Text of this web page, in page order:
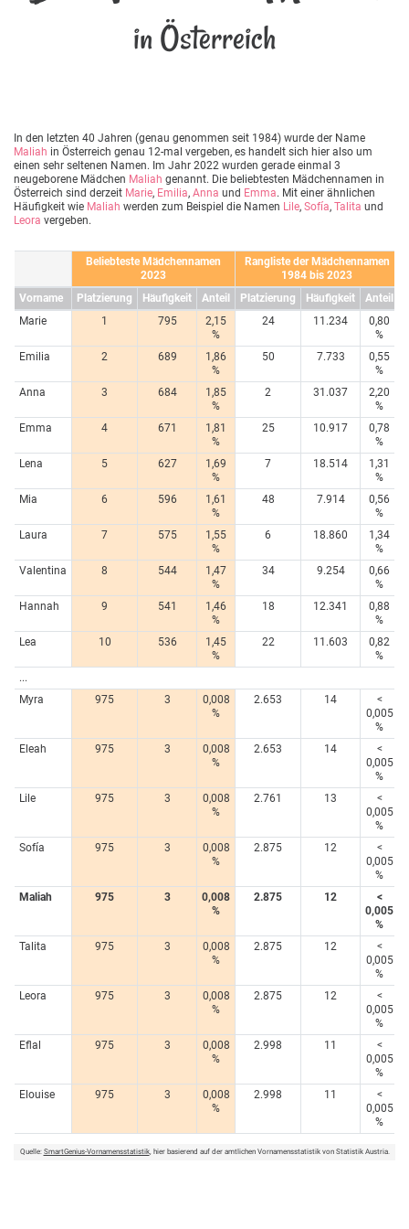
in Österreich
In den letzten 40 Jahren (genau genommen seit 1984) wurde der Name
Maliah in Österreich genau 12-mal vergeben, es handelt sich hier also um
einen sehr seltenen Namen. Im Jahr 2022 wurden gerade einmal 3
neugeborene Mädchen Maliah genannt. Die beliebtesten Mädchennamen in
Österreich sind derzeit Marie, Emilia, Anna und Emma. Mit einer ähnlichen
Häufigkeit wie Maliah werden zum Beispiel die Namen Lile, Sofía, Talita und
Leora vergeben.
Beliebteste Mädchennamen
2023
Rangliste der Mädchennamen
1984 bis 2023
Vorname
Platzierung Häufigkeit Anteil Platzierung Häufigkeit
Anteil
Marie
1 795
2,15
%
24 11.234
0,80
%
Emilia
2 689
1,86
%
50 7.733
0,55
%
Anna
3 684
1,85
%
2 31.037
2,20
%
Emma
4 671
1,81
%
25 10.917
0,78
%
Lena
5 627
1,69
%
7 18.514
1,31
%
Mia
6 596
1,61
%
48 7.914
0,56
%
Laura
7 575
1,55
%
6 18.860
1,34
%
Valentina
8 544
1,47
%
34 9.254
0,66
%
Hannah
9 541
1,46
%
18 12.341
0,88
%
Lea
10 536
1,45
%
22 11.603
0,82
%
...
Myra
975 3
0,008
%
2.653 14
<
0,005
%
Eleah
975 3
0,008
%
2.653 14
<
0,005
%
Lile
975 3
0,008
%
2.761 13
<
0,005
%
Sofía
975 3
0,008
%
2.875 12
<
0,005
%
Maliah
975 3
0,008
%
2.875 12
<
0,005
%
Talita
975 3
0,008
%
2.875 12
<
0,005
%
Leora
975 3
0,008
%
2.875 12
<
0,005
%
Eflal
975 3
0,008
%
2.998 11
<
0,005
%
Elouise
975 3
0,008
%
2.998 11
<
0,005
%
Quelle: SmartGenius-Vornamensstatistik, hier basierend auf der amtlichen Vornamensstatistik von Statistik Austria.